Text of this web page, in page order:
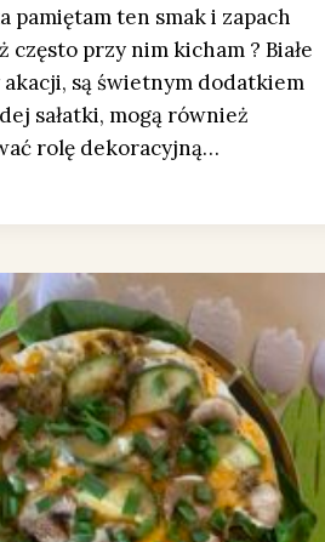
pamiętam ten smak i zapach
często przy nim kicham ? Białe
są świetnym dodatkiem
sałatki, mogą również
rolę dekoracyjną…